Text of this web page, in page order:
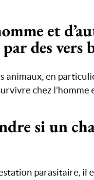
et
des vers
animaux, en
chez l’homme
si un
parasitaire, il